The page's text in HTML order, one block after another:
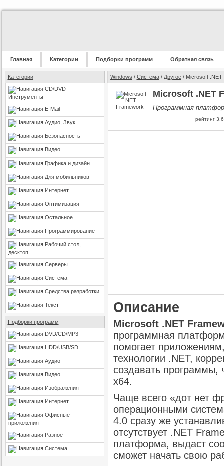
Главная Категории Подборки программ Обратная связь
Категории
CD/DVD
Инструменты
E-Mail
Аудио, Звук
Безопасность
Видео
Графика и дизайн
Для мобильников
Интернет
Оптимизация
Остальное
Программирование
Рабочий стол,
десктоп
Серверы
Система
Средства разработки
Текст
Подборки программ
DVD/CD/MP3
HDD/USB/SD
Аудио
Видео
Изображения
Интернет
Офисные
приложения
Разное
Система
Windows / Система/ Другое/ Microsoft .NET
Microsoft .NET
Программная
рейтинг 3.6
Описание
Microsoft .NET
программная
помогает
технологии .NET,
создавать программы,
x64.
Чаще всего «дот нет
операционными
4.0 сразу же
отсутствует .NET
платформа, выдаст
сможет начать свою